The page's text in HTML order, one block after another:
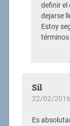
definir el
dejarse
Estoy
Sil
22/02/
Es